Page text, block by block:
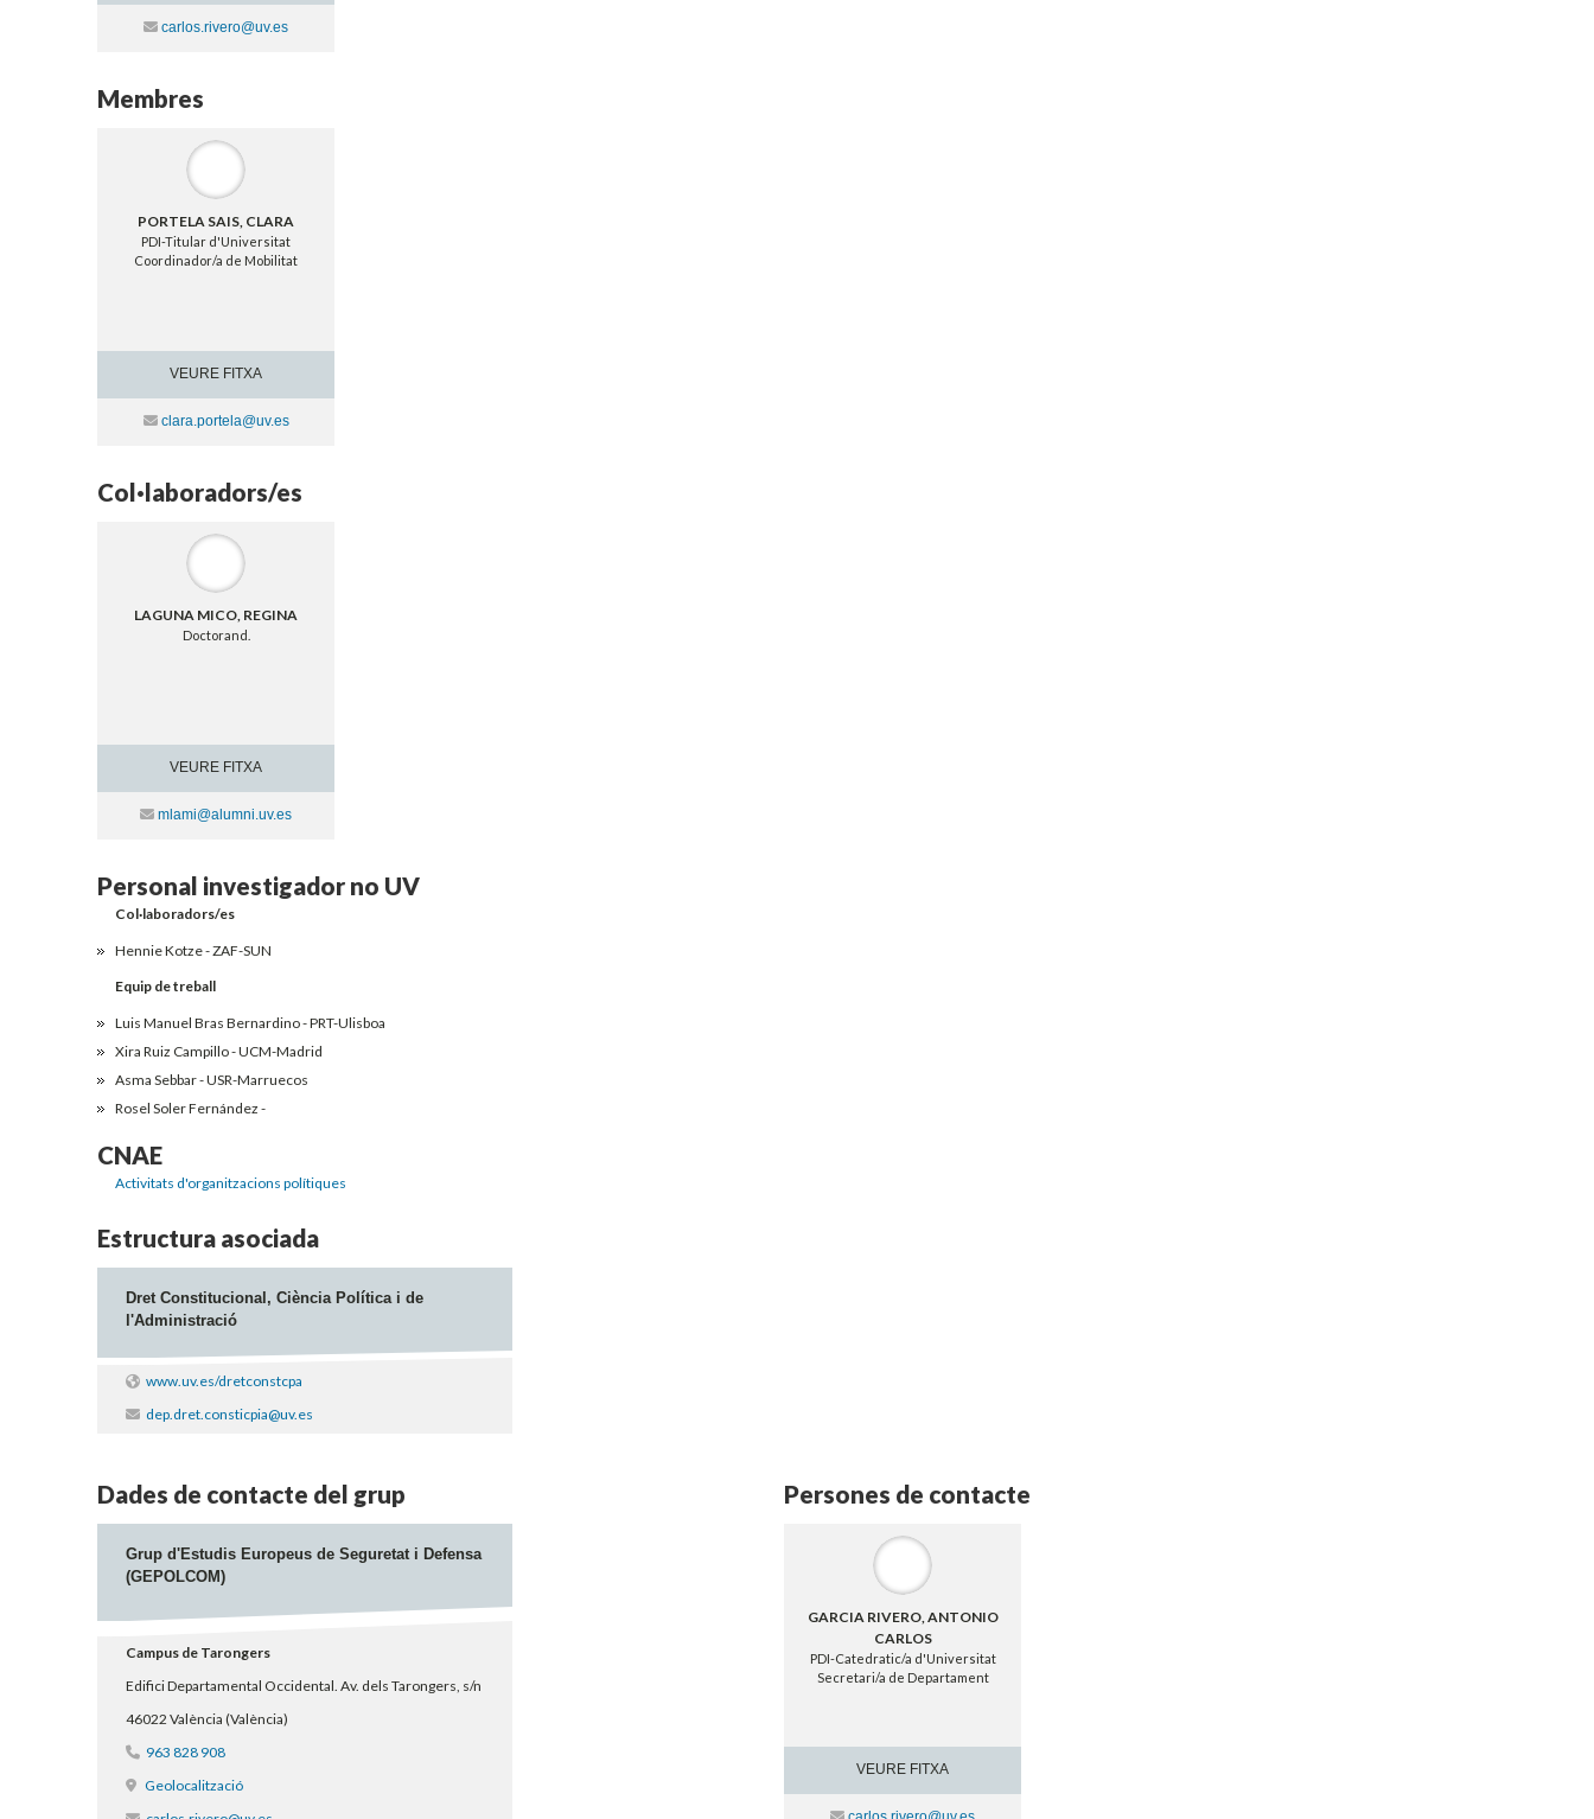
Contacte
carlos.rivero@uv.es
Membres
PORTELA SAIS, CLARA
PDI-Titular d'Universitat
Coordinador/a de Mobilitat
VEURE FITXA
Contacte
clara.portela@uv.es
Col·laboradors/es
LAGUNA MICO, REGINA
Doctorand.
VEURE FITXA
Contacte
mlami@alumni.uv.es
Personal investigador no UV
Col·laboradors/es
Hennie Kotze - ZAF-SUN
Equip de treball
Luis Manuel Bras Bernardino - PRT-Ulisboa
Xira Ruiz Campillo - UCM-Madrid
Asma Sebbar - USR-Marruecos
Rosel Soler Fernández -
CNAE
Activitats d'organitzacions polítiques
Estructura asociada
Dret Constitucional, Ciència Política i de
l'Administració
www.uv.es/dretconstcpa
dep.dret.consticpia@uv.es
Dades de contacte del grup
Grup d'Estudis Europeus de Seguretat i Defensa
(GEPOLCOM)
Campus de Tarongers
Edifici Departamental Occidental. Av. dels Tarongers, s/n
46022 València (València)
963 828 908
Geolocalització
Persones de contacte
GARCIA RIVERO, ANTONIO
CARLOS
PDI-Catedratic/a d'Universitat
Secretari/a de Departament
VEURE FITXA
Contacte